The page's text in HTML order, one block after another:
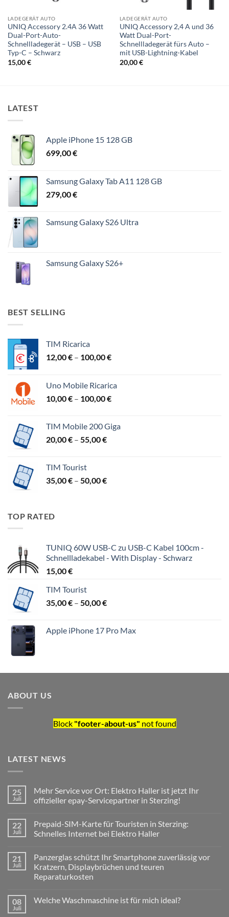
LADEGERÄT AUTO
UNIQ Accessory 2.4A 36 Watt
Dual-Port-Auto-
Schnellladegerät – USB – USB
Typ-C – Schwarz
15,00€
LADEGERÄT AUTO
UNIQ Accessory 2,4 A und 36
Watt Dual-Port-
Schnellladegerät fürs Auto –
mit USB-Lightning-Kabel
20,00€
LATEST
Apple iPhone 15 128 GB
699,00€
Samsung Galaxy Tab A11 128 GB
279,00€
Samsung Galaxy S26 Ultra
Samsung Galaxy S26+
BEST SELLING
TIM Ricarica
12,00€ – 100,00€Preisspanne:
100,00 €
Uno Mobile Ricarica
10,00€ – 100,00€Preisspanne:
100,00 €
TIM Mobile 200 Giga
20,00€ – 55,00€Preisspanne:
TIM Tourist
35,00€ – 50,00€Preisspanne:
TOP RATED
TUNIQ 60W USB-C zu USB-C Kabel 100cm -
Schnellladekabel - With Display - Schwarz
15,00€
TIM Tourist
35,00€ – 50,00€Preisspanne:
50,00 €
Apple iPhone 17 Pro Max
ABOUT US
Block "footer-about-us" not found
LATEST NEWS
25
Juli
Mehr Service vor Ort: Elektro Haller ist jetzt Ihr
offizieller epay-Servicepartner in Sterzing!
zu
Mehr
Service
Elektro
Haller
ist
jetzt
epay-
Servicepartner
22
Juli
Prepaid-SIM-Karte für Touristen in Sterzing:
Schnelles Internet bei Elektro Haller
zu
Prepaid-
SIM-
Karte
in
Sterzing:
21
Juli
Panzerglas schützt Ihr Smartphone zuverlässig vor
Kratzern, Displaybrüchen und teuren
Reparaturkosten
zu
08
Juli
Welche Waschmaschine ist für mich ideal?